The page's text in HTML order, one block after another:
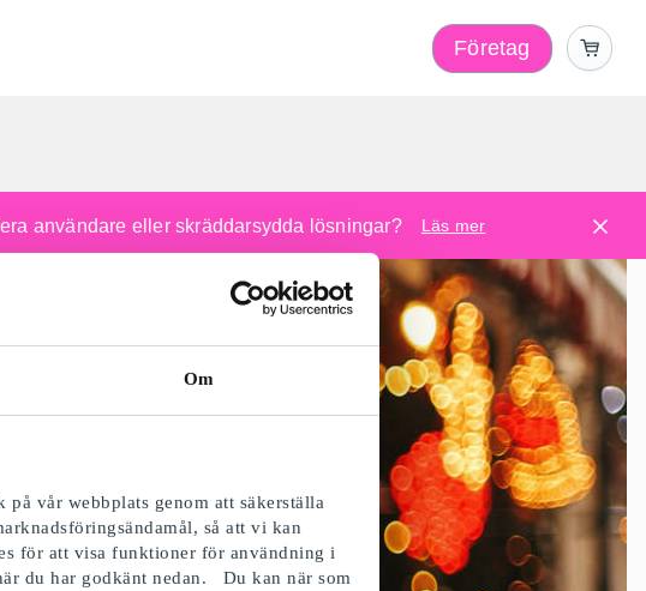
Om
vår webbplats genom att säkerställa
så att vi kan
för att visa funktioner för användning i
du har godkänt nedan. Du kan när som
Företag
användare eller skräddarsydda lösningar? Läs mer